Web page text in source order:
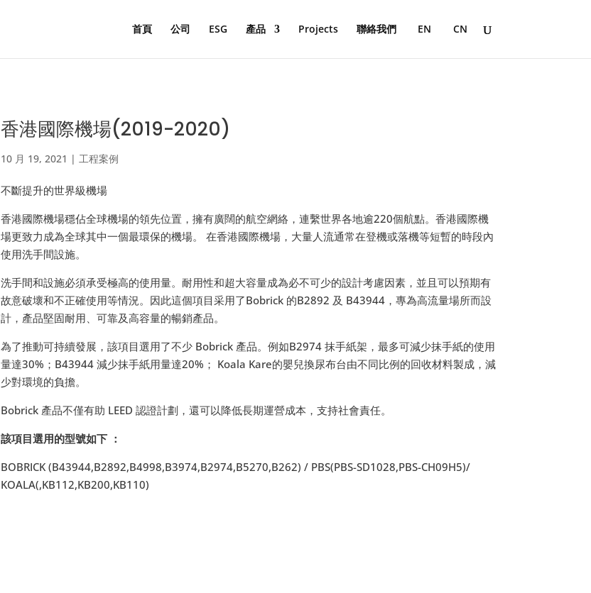
首頁 公司 ESG 產品 Projects 聯絡我們 EN CN
香港國際機場(2019-2020)
10 月 19, 2021 | 工程案例
不斷提升的世界級機場
香港國際機場穩佔全球機場的領先位置，擁有廣闊的航空網絡，連繫世界各地逾220個航點。香港國際機
場更致力成為全球其中一個最環保的機場。 在香港國際機場，大量人流通常在登機或落機等短暫的時段內
使用洗手間設施。
洗手間和設施必須承受極高的使用量。耐用性和超大容量成為必不可少的設計考慮因素，並且可以預期有
故意破壞和不正確使用等情況。因此這個項目采用了Bobrick 的B2892 及 B43944，專為高流量場所而設
計，產品堅固耐用、可靠及高容量的暢銷產品。
為了推動可持續發展，該項目選用了不少 Bobrick 產品。例如B2974 抹手紙架，最多可減少抹手紙的使用
量達30%；B43944 減少抹手紙用量達20%； Koala Kare的嬰兒換尿布台由不同比例的回收材料製成，減
少對環境的負擔。
Bobrick 產品不僅有助 LEED 認證計劃，還可以降低長期運營成本，支持社會責任。
該項目選用的型號如下 ：
BOBRICK (B43944,B2892,B4998,B3974,B2974,B5270,B262) / PBS(PBS-SD1028,PBS-CH09H5)/
KOALA(,KB112,KB200,KB110)